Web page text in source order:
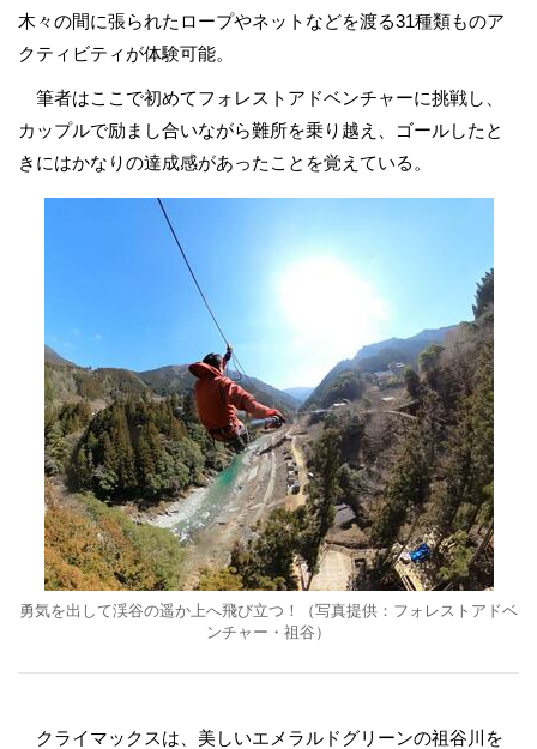
木々の間に張られたロープやネットなどを渡る31種類ものア
クティビティが体験可能。
筆者はここで初めてフォレストアドベンチャーに挑戦し、
カップルで励まし合いながら難所を乗り越え、ゴールしたと
きにはかなりの達成感があったことを覚えている。
勇気を出して渓谷の遥か上へ飛び立つ！（写真提供：フォレストアドベ
ンチャー・祖谷）
クライマックスは、美しいエメラルドグリーンの祖谷川を